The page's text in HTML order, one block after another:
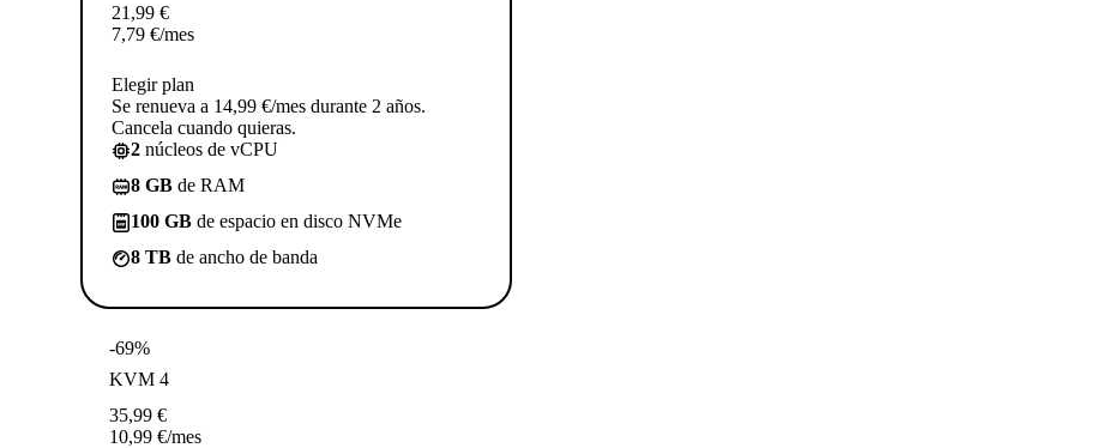
21,99 €
7,79 €/mes
Elegir plan
Se renueva a 14,99 €/mes durante 2 años.
Cancela cuando quieras.
2 núcleos de vCPU
8 GB de RAM
100 GB de espacio en disco NVMe
8 TB de ancho de banda
-69%
KVM 4
35,99 €
10,99 €/mes